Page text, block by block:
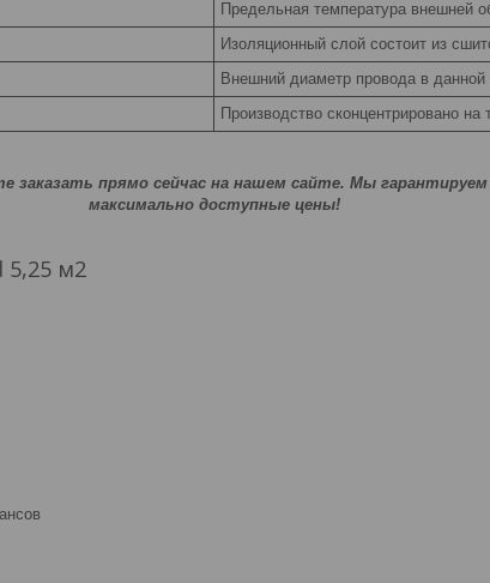
Предельная температура внешней
Изоляционный слой состоит из
Внешний диаметр провода в
Производство сконцентрировано на
заказать прямо сейчас на нашем сайте. Мы
максимально доступные цены!
5,25 м2